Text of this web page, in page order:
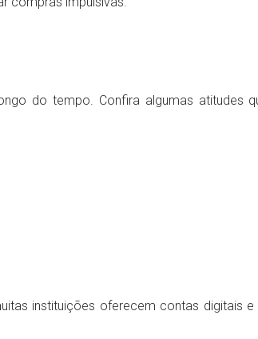
do tempo. Confira algumas atitudes
instituições oferecem contas digitais